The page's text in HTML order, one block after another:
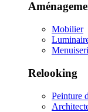
Mobilier
Relooking
Peinture